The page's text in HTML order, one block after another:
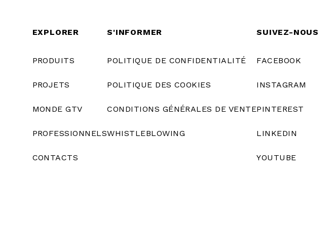
EXPLORER
PRODUITS
PROJETS
MONDE GTV
PROFESSIONNELS
CONTACTS
S'INFORMER
POLITIQUE DE CONFIDENTIALITÉ
POLITIQUE DES COOKIES
CONDITIONS GÉNÉRALES DE VENTE
WHISTLEBLOWING
SUIVEZ-NOUS
FACEBOOK
INSTAGRAM
PINTEREST
LINKEDIN
YOUTUBE